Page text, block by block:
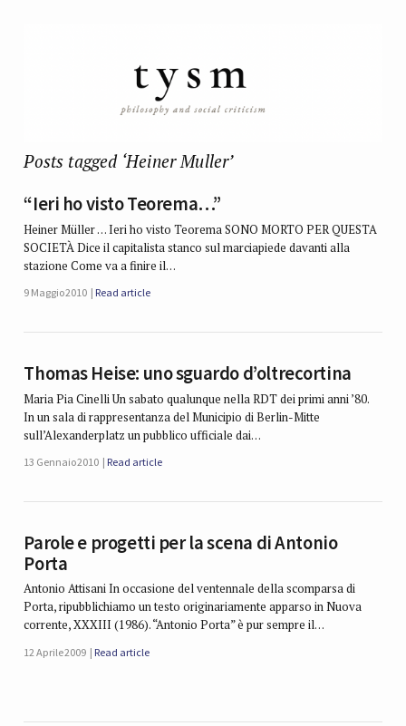
Posts tagged ‘Heiner Muller’
“Ieri ho visto Teorema…”
Heiner Müller … Ieri ho visto Teorema SONO MORTO PER QUESTA
SOCIETÀ Dice il capitalista stanco sul marciapiede davanti alla
stazione Come va a finire il…
9 Maggio 2010 Read article
Thomas Heise: uno sguardo d’oltrecortina
Maria Pia Cinelli Un sabato qualunque nella RDT dei primi anni ’80.
In un sala di rappresentanza del Municipio di Berlin-Mitte
sull’Alexanderplatz un pubblico ufficiale dai…
13 Gennaio 2010 Read article
Parole e progetti per la scena di Antonio
Porta
Antonio Attisani In occasione del ventennale della scomparsa di
Porta, ripubblichiamo un testo originariamente apparso in Nuova
corrente, XXXIII (1986). “Antonio Porta” è pur sempre il…
12 Aprile 2009 Read article